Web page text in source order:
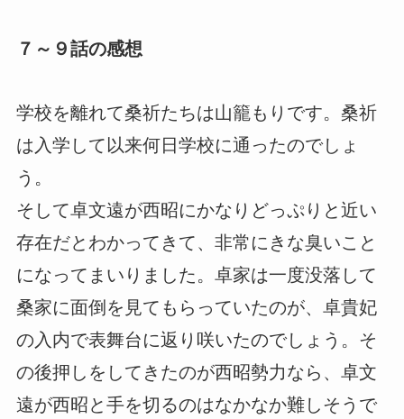
７～９話の感想
学校を離れて桑祈たちは山籠もりです。桑祈
は入学して以来何日学校に通ったのでしょ
う。
そして卓文遠が西昭にかなりどっぷりと近い
存在だとわかってきて、非常にきな臭いこと
になってまいりました。卓家は一度没落して
桑家に面倒を見てもらっていたのが、卓貴妃
の入内で表舞台に返り咲いたのでしょう。そ
の後押しをしてきたのが西昭勢力なら、卓文
遠が西昭と手を切るのはなかなか難しそうで